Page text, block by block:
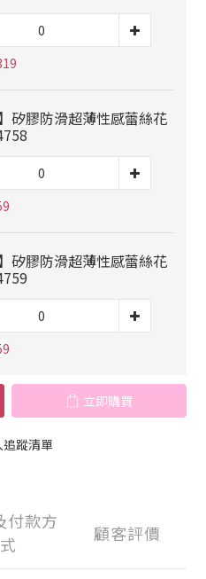
矽膠防滑超薄性感蕾絲花
矽膠防滑超薄性感蕾絲花
立即購買
追蹤清單
付款方
式
顧客評價